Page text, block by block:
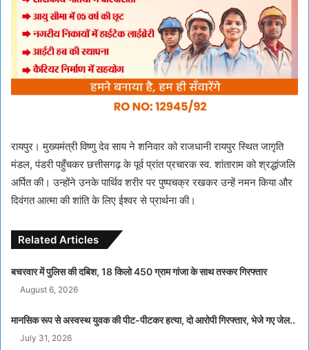
रायपुर। मुख्यमंत्री विष्णु देव साय ने शनिवार को राजधानी रायपुर स्थित जागृति
मंडल, पंडरी पहुँचकर छत्तीसगढ़ के पूर्व प्रांत प्रचारक स्व. शांताराम को श्रद्धांजलि
अर्पित की। उन्होंने उनके पार्थिव शरीर पर पुष्पचक्र रखकर उन्हें नमन किया और
दिवंगत आत्मा की शांति के लिए ईश्वर से प्रार्थना की।
Related Articles
बचरवार में पुलिस की दबिश, 18 किलो 450 ग्राम गांजा के साथ तस्कर गिरफ्तार
August 6, 2026
मानसिक रूप से अस्वस्थ युवक की पीट-पीटकर हत्या, दो आरोपी गिरफ्तार, भेजे गए जेल..
July 31, 2026